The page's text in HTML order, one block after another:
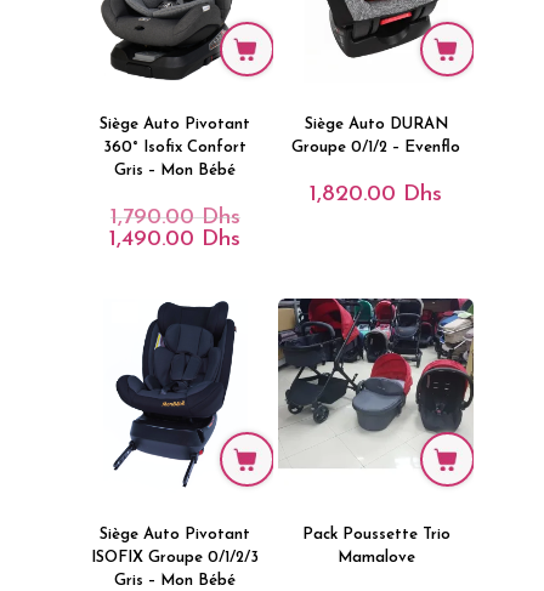
Siège Auto Pivotant
360° Isofix Confort
Gris – Mon Bébé
1,790.00DhsLe
Prix
1,790.00 Dhs.
1,490.00 Dhs
1,490.00 Dhs.
Siège Auto DURAN
Groupe 0/1/2 – Evenflo
1,820.00 Dhs
Siège Auto Pivotant
ISOFIX Groupe 0/1/2/3
Gris – Mon Bébé
Pack Poussette Trio
Mamalove